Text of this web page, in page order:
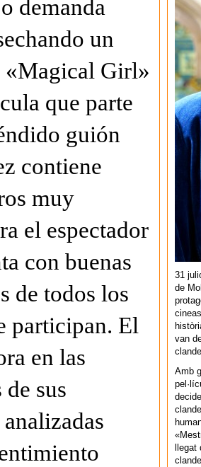
demanda
un
«Magical Girl»
que parte
guión
contiene
muy
el espectador
con buenas
de todos los
participan. El
en las
de sus
31
de
van
Amb